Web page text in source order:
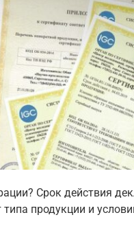
Срок действия
продукции и